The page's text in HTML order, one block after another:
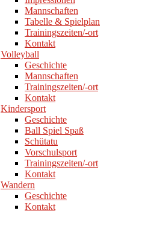
Mannschaften
Tabelle & Spielplan
Trainingszeiten/-ort
Kontakt
Volleyball
Geschichte
Mannschaften
Trainingszeiten/-ort
Kontakt
Kindersport
Geschichte
Ball Spiel Spaß
Schütatu
Vorschulsport
Trainingszeiten/-ort
Kontakt
Wandern
Geschichte
Kontakt